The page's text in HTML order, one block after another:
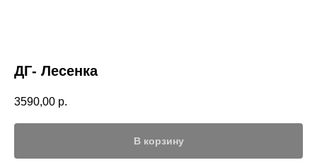
ДГ- Лесенка
3590,00 р.
В корзину